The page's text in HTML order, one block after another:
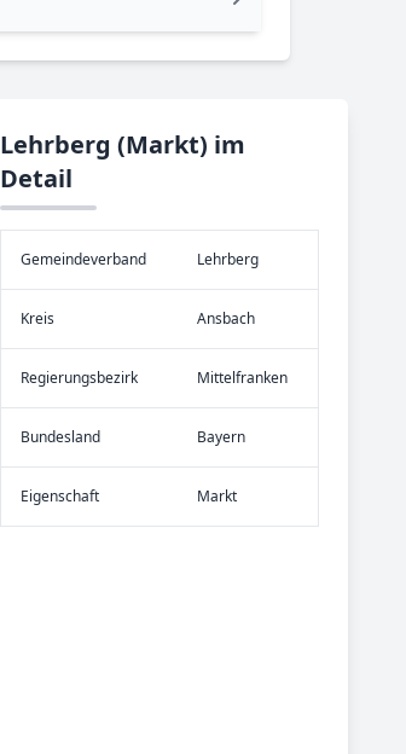
Lehrberg (Markt) im
Detail
Gemeinde­verband Lehrberg
Kreis Ansbach
Re­gier­ungs­bezirk Mittelfranken
Bundes­land Bayern
Eigen­schaft Markt